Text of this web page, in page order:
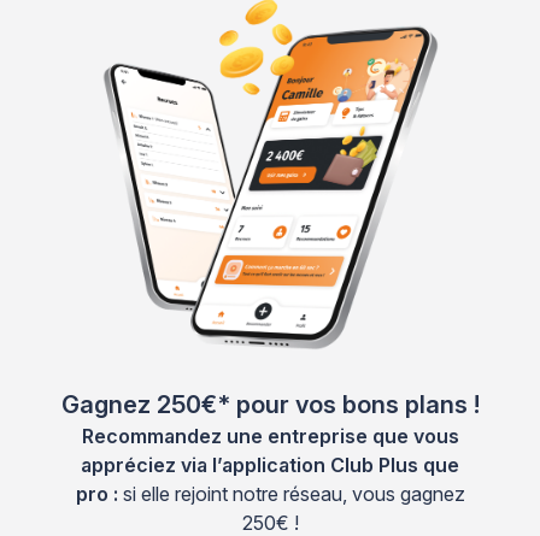
Gagnez 250€* pour vos bons plans !
Recommandez une entreprise que vous
appréciez via l’application Club Plus que
pro : si elle rejoint notre réseau, vous gagnez
250€ !